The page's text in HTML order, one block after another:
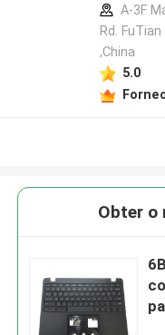
A-3F
Rd.
,China
5.0
Obter o